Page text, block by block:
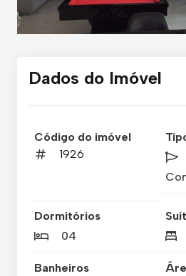
Dados do Imóvel
Código do imóvel
1926
Dormitórios
04
Banheiros